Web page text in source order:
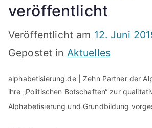
veröffentlicht
Veröffentlicht am 12. Juni
Gepostet in Aktuelles
alphabetisierung.de | Zehn Partner der
ihre „Politischen Botschaften“ zur
Alphabetisierung und Grundbildung